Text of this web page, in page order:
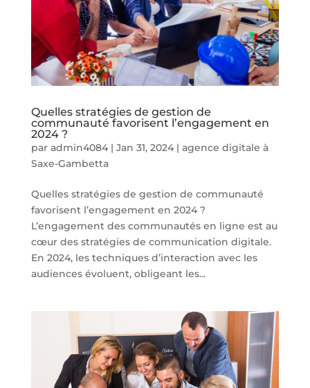
Quelles stratégies de gestion de
communauté favorisent l’engagement en
2024 ?
par admin4084| Jan 31, 2024| agence digitale à
Saxe-Gambetta
Quelles stratégies de gestion de communauté
favorisent l’engagement en 2024 ?
L’engagement des communautés en ligne est au
cœur des stratégies de communication digitale.
En 2024, les techniques d’interaction avec les
audiences évoluent, obligeant les...